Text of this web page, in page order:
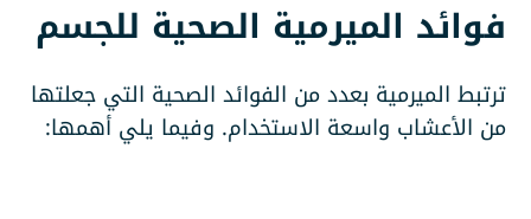
فوائد الميرمية الصحية للجسم
ترتبط الميرمية بعدد من الفوائد الصحية التي جعلتها
من الأعشاب واسعة الاستخدام. وفيما يلي أهمها: